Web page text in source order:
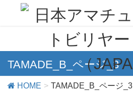
TAMADE_B_ページ_3
HOME TAMADE_B_ページ_3